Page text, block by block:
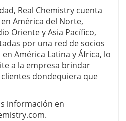
Real Chemistry cuenta
América del Norte,
Oriente y Asia Pacífico,
por una red de socios
América Latina y África, lo
a la empresa brindar
dondequiera que
información en